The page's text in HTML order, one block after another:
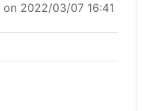
on 2022/03/07 16:41